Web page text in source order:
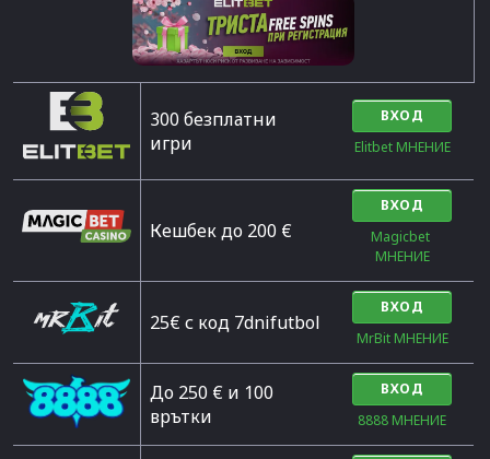
300 безплатни
игри
ВХОД
Elitbet МНЕНИЕ
Кешбек до 200 €
ВХОД
Magicbet
МНЕНИЕ
25€ с код 7dnifutbol
ВХОД
MrBit МНЕНИЕ
До 250 € и 100
врътки
ВХОД
8888 МНЕНИЕ